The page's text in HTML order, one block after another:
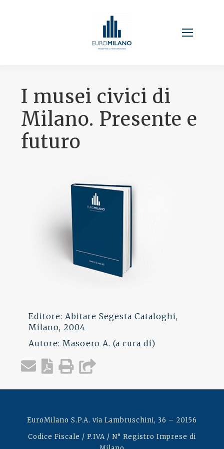
I musei civici di
Milano. Presente e
futuro
Editore: Abitare Segesta Cataloghi,
Milano, 2004
Autore: Masoero A. (a cura di)
EuroMilano S.P.A. via Lambruschini, 36 – 20156
Codice Fiscale / P.IVA / N° Registro Imprese di